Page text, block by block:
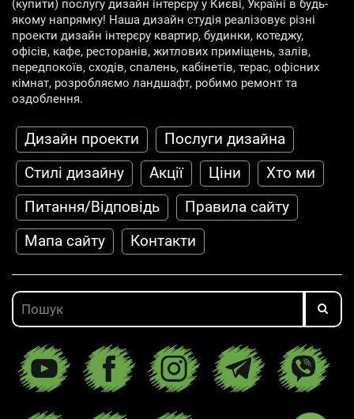
(купити) послугу дизайн інтерєру у Києві, Україні в будь-
якому напрямку! Наша дизайн студія реалізовує різні
проекти дизайн інтерєру квартир, будинки, котеджу,
офісів, кафе, ресторанів, житлових приміщень, залів,
передпокоїв, сходів, спалень, кабінетів, терас, офісних
кімнат, розробляємо ландшафт, робимо ремонт та
оздоблення.
Дизайн проекти
Послуги дизайна
Cтилі дизайну
Акції Ціни
Хто ми
Питання/Відповідь
Правила сайту
Мапа сайту
Контакти